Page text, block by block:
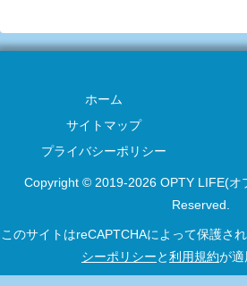
ホーム
サイトマップ
プライバシーポリシー
Copyright © 2019-2026 OPTY LIFE(オ
Reserved.
このサイトはreCAPTCHAによって保護さ
シーポリシーと利用規約が適